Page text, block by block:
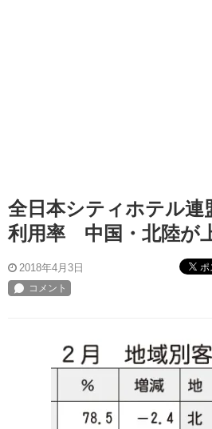
全日本シティホテル連
利用率 中国・北陸が
2018年4月3日 ポ